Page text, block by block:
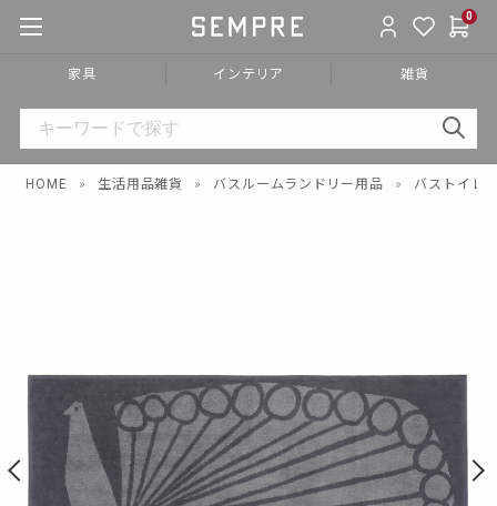
0
家具 インテリア 雑貨
HOME » 生活用品雑貨 » バスルームランドリー用品 » バストイレ